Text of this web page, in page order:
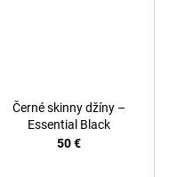
Černé skinny džíny –
Essential Black
50 €